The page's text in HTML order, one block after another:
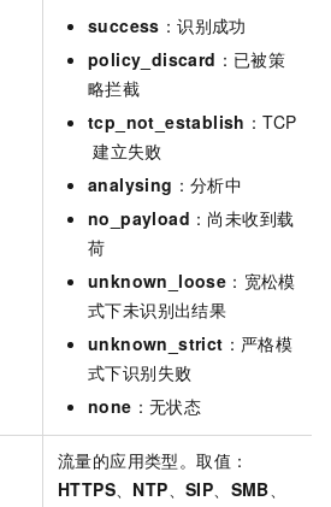
success ：识别成功
policy_discard ：已被策
略拦截
tcp_not_establish ：TCP
建立失败
analysing ：分析中
no_payload ：尚未收到载
荷
unknown_loose ：宽松模
式下未识别出结果
unknown_strict ：严格模
式下识别失败
none ：无状态
流量的应用类型。取值：
HTTPS
NTP 、SIP SMB